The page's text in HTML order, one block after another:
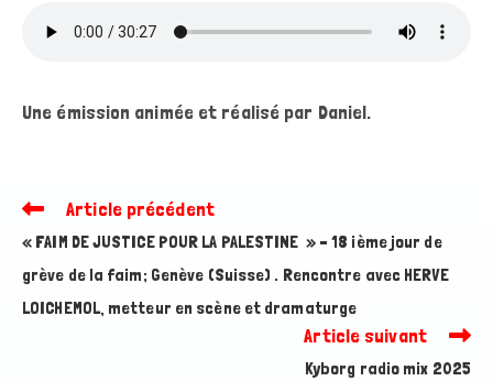
Une émission animée et réalisé par Daniel.
Read
articles
Article précédent
« FAIM DE JUSTICE POUR LA PALESTINE » – 18 ième jour de
grève de la faim; Genève (Suisse) . Rencontre avec HERVE
LOICHEMOL, metteur en scène et dramaturge
Article suivant
Kyborg radio mix 2025